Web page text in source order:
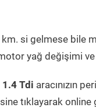
km. si gelmese bile
motor yağ değişimi
1.4 Tdi aracınızın
tıklayarak